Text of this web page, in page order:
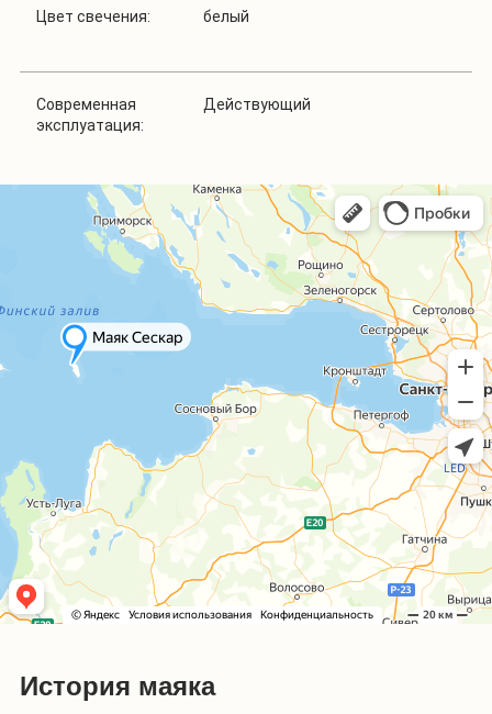
Цвет свечения: белый
Современная
эксплуатация:
Действующий
История маяка